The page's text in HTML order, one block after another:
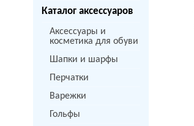
Каталог аксессуаров
Аксессуары и
косметика для обуви
Шапки и шарфы
Перчатки
Варежки
Гольфы